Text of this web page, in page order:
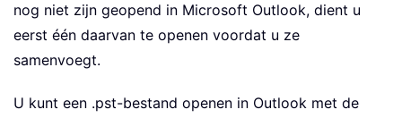
nog niet zijn geopend in Microsoft Outlook, dient u
eerst één daarvan te openen voordat u ze
samenvoegt.
U kunt een .pst-bestand openen in Outlook met de